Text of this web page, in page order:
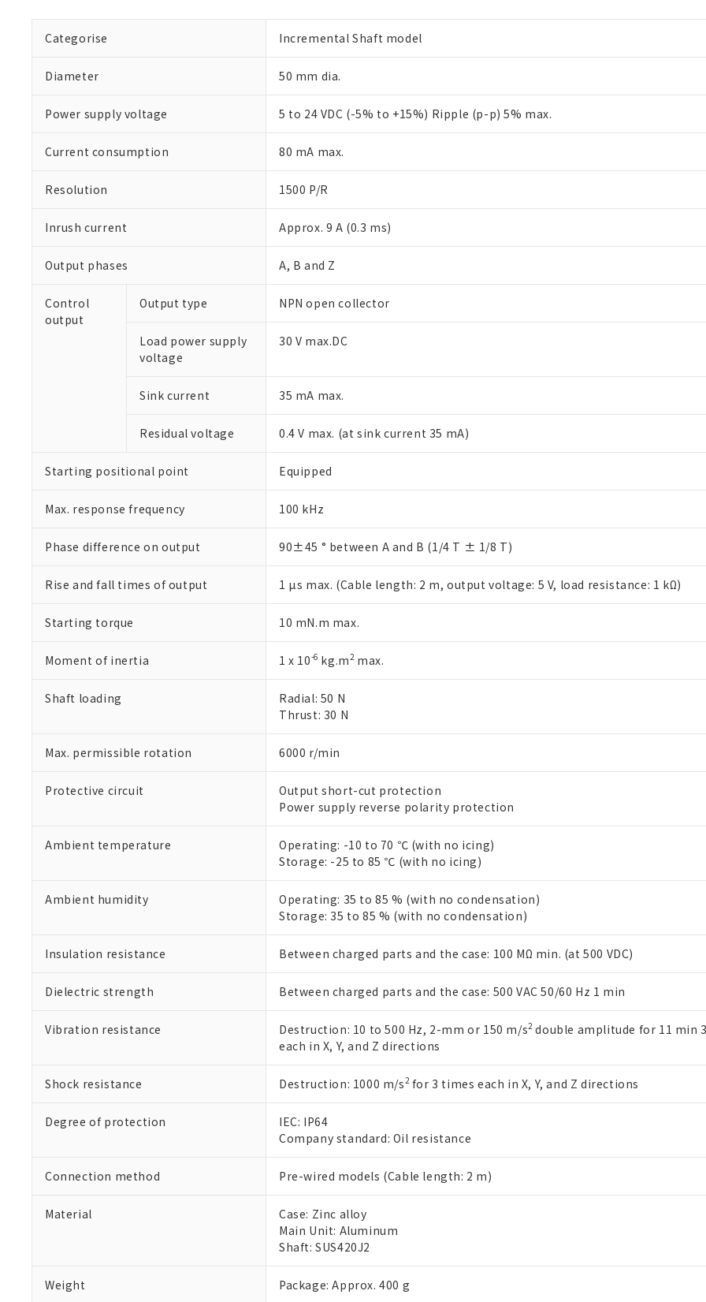
Categorise Incremental Shaft model
Diameter 50 mm dia.
Power supply voltage 5 to 24 VDC (-5% to +15%) Ripple (p-p) 5% max.
Current consumption 80 mA max.
Resolution 1500 P/R
Inrush current Approx. 9 A (0.3 ms)
Output phases A, B and Z
Control
output
Output type NPN open collector
Load power supply
voltage
30 V max.DC
Sink current 35 mA max.
Residual voltage 0.4 V max. (at sink current 35 mA)
Starting positional point Equipped
Max. response frequency 100 kHz
Phase difference on output 90±45 ° between A and B (1/4 T ± 1/8 T)
Rise and fall times of output 1 µs max. (Cable length: 2 m, output voltage: 5 V, load resistance: 1 kΩ)
Starting torque 10 mN.m max.
Moment of inertia 1 x 10-6 kg.m2max.
Shaft loading
Radial: 50 N
Thrust: 30 N
Max. permissible rotation 6000 r/min
Protective circuit
Output short-cut protection
Power supply reverse polarity protection
Ambient temperature
Operating: -10 to 70 ℃ (with no icing)
Storage: -25 to 85 ℃ (with no icing)
Ambient humidity
Operating: 35 to 85 % (with no condensation)
Storage: 35 to 85 % (with no condensation)
Insulation resistance Between charged parts and the case: 100 MΩ min. (at 500 VDC)
Dielectric strength Between charged parts and the case: 500 VAC 50/60 Hz 1 min
Vibration resistance Destruction: 10 to 500 Hz, 2-mm or 150 m/s2double amplitude for 11 min
each in X, Y, and Z directions
Shock resistance Destruction: 1000 m/s2for 3 times each in X, Y, and Z directions
Degree of protection
IEC: IP64
Company standard: Oil resistance
Connection method Pre-wired models (Cable length: 2 m)
Material
Case: Zinc alloy
Main Unit: Aluminum
Shaft: SUS420J2
Weight Package: Approx. 400 g
ご利用条件
以下の条件をお読みいただき、同意のうえご利用ください。
本サービスは、当社制御機器事業取扱商品の当社在庫状況および標準価格(税抜)を
くものです。
当社制御機器事業取扱商品の中には、本サービスの対象外となる商品もあることを
在庫状況および標準価格照会結果は、記載している更新日時点での社内データに基
のであり、閲覧された時点での実際の在庫および標準価格とは異なる場合があるこ
い。
当社販売員にご相談ください。
オムロン制御機器販売店や当社販売拠点は「
す。
マイパーツ機能（部品リスト作成サービス）をご利用いただくには、I-Webメンバ
ている必要があります。
お客様が当ウェブサイト上で当社にご登録された部品リストについて、当社および
が、当社の製品・サービスに関するお客様との取引・商談に必要な範囲で利用する
さい。
※当社の共同利用者とは、"個人情報の共同利用に関して"
いる法人を指します。
※1 対応状況
対応予定：EU RoHS指令（10物質）の非含有に対応した製品に切り替える予定のある商
対応予定なし：EU RoHS指令（10物質）の非含有に非対応の商品で、対応品を出す予
調査・確認中：EU RoHS指令（10物質）の非含有の対応状況を調査中または確認中の商
非該当品：ライセンス料など無形物で、有害物質有無と関係のない商品です。
仕入先様の事情により、非含有部品としていたものが、含有品と判明した場合などやむ
があります。
*EU RoHS指令（10物質）：
鉛(Pb) 1000ppm以下、 水銀(Hg) 1000ppm以下、 カドミウム(Cd) 100ppm以下、
六価クロム(Cr(Ⅵ)) 1000ppm以下、ポリ臭化ビフェニル類(PBB) 1000ppm以下、ポリ臭化ジフェニルエーテル類
フタル酸ビス(2-エチルヘキシル) (DEHP)(別名：DOP) 1000ppm以下、フタル酸ブチルベンジル（BBP）
ル（DBP） 1000ppm以下、フタル酸ジイソブチル (DIBP) 1000ppm以下
フタル酸エステル類の４物質については閾値を超える意図的な使用がないことを確認しています。
※2 対応予定月
※3 非含有証明書ダウンロード
下記の非含有証明書をダウンロードすることができます。
EU RoHS指令（10物質）の非含有証明書
※本証明書は発行日時点で非含有を証明するもので、過去に遡って非含有を証明するも
また、RoHS指令のフタル酸エステル類４物質の対応では、対応完了までの期間は出
既に当社にて対応品への在庫切替を完了していることから、特段のことがない限り、
り割愛しております。
「○」：最大均質材料含有率が中国RoHSの基準値以下であることを示します。
「×」：最大均質材料含有率が中国RoHSの基準値を超えていることを示します。
「－」：未確認です。当社販売部門へお問い合わせください。
Cr(Ⅵ)(六価クロム) : 1000ppm、 PBBs(ポリ臭化ビフェニル類) : 1000ppm、 PBDEs(ポリ臭化ジフェニルエーテ
DBP(フタル酸ジブチル) : 1000ppm、 DIBP(フタル酸ジイソブチル) : 1000ppm、 BBP(フタル酸ブチルベンジル)
DEHP(フタル酸ビス(2-エチルヘキシル)) : 1000ppm
※2 環境保護使用期限
「ｅ」：有害物質（10物質）のすべてが基準値以下であることを示します。
「10」：通常の使用状況下において有害物質が外部に漏えいし、環境に深刻な影響を及
「－」：未確認です。当社販売部門へお問い合わせください。
当社は、これら貴社製品のうち、外国為替および外国貿易法に定める商品（以下｢
う）を輸出または国外への提供する場合は、日本国政府の輸出許可(または役務取
などの必要な手続きをとります。
当社は規制貨物を破棄する場合は、完全に破砕するなど、違法に輸出されないよう
ます。
当社は貴社製品を、核兵器、ミサイル、化学兵器、生物兵器またはその他武器並び
置等に一切使用いたしません。
当社は、貴社製品を第三者に販売する場合は、上記1、2および3の内容を当該第三
また当社は、販売先および販売に係わる関係者が違法に輸出するおそれがある場
合意する
説明
一定数以上の在庫あり
一定数には満たないが在庫あり
在庫なし(最新の在庫状況については、お客様のお取引先、またはお客様担当
機器販売店・当社販売員にご確認ください)
受注生産機種、また在庫状況の情報を公開していない機種